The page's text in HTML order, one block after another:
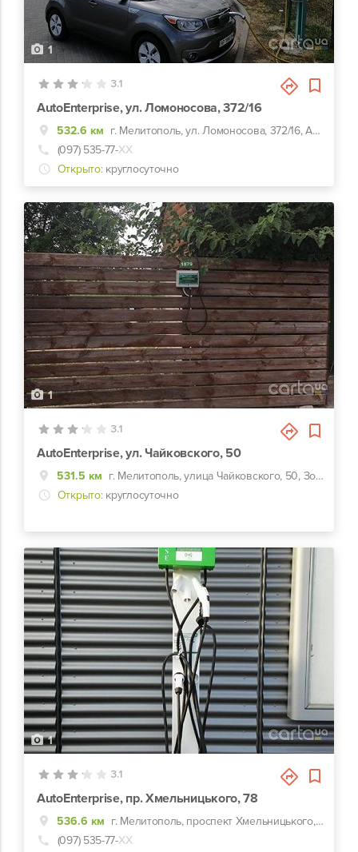
1
3.1
AutoEnterprise, ул. Ломоносова, 372/16
532.6 км
г. Мелитополь, ул. Ломоносова, 372/16, АЗС WOG
(097) 535-77-ХХ
Открыто: круглосуточно
1
3.1
AutoEnterprise, ул. Чайковского, 50
531.5 км
г. Мелитополь, улица Чайковского, 50, Зоопарк Страус ЮГ
Открыто: круглосуточно
1
3.1
AutoEnterprise, пр. Хмельницького, 78
536.6 км
г. Мелитополь, проспект Хмельницького, 78
(097) 535-77-ХХ